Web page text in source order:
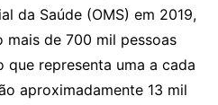
da Saúde (OMS) em 2019,
mais de 700 mil pessoas
representa uma a cada
aproximadamente 13 mil